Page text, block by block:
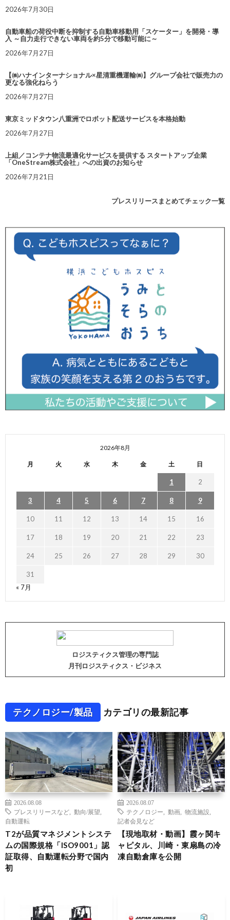
2026年7月30日
自動車船の荷役中断を抑制する自動車移動用「スケーター」を開発・導
入 ～自力走行できない車両を約5分で移動可能に～
2026年7月27日
【㈱ハナインターナショナル×星清重機運輸㈱】グループ会社で販売力の
更なる強化ねらう
2026年7月27日
東京ミッドタウン八重洲でロボット配送サービスを本格始動
2026年7月27日
上組／コンテナ物流最適化サービスを提供する スタートアップ企業
「OneStream株式会社」への出資のお知らせ
2026年7月21日
プレスリリースまとめてチェック一覧
2026年8月
月 火 水 木 金 土 日
1 2
3 4 5 6 7 8 9
10 11 12 13 14 15 16
17 18 19 20 21 22 23
24 25 26 27 28 29 30
31
« 7月
ロジスティクス管理の専門誌
月刊ロジスティクス・ビジネス
テクノロジー/製品 カテゴリの最新記事
2026.08.08
プレスリリースなど
動向/展望
自動運転
T2が品質マネジメントシステ
ムの国際規格「ISO9001」認
証取得、自動運転分野で国内
初
2026.08.07
テクノロジー
動画 物流施設
記者会見など
【現地取材・動画】霞ヶ関キ
ャピタル、川崎・東扇島の冷
凍自動倉庫を公開